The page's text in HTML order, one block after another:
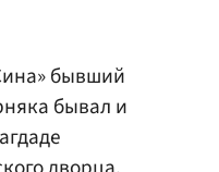
бывший
бывал и